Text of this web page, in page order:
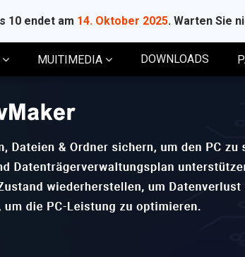
10 endet am 14. Oktober 2025. Warten Sie
MUITIMEDIA DOWNLOADS